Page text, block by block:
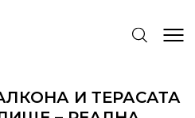
И ТЕРАСАТА